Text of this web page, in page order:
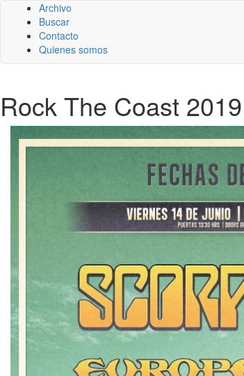
Archivo
Buscar
Contacto
Quienes somos
Rock The Coast